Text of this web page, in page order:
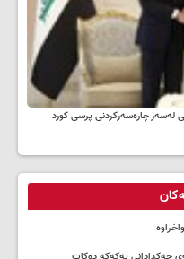
له‌سه‌ر چاره‌سه‌ركردنی پرسی كورد